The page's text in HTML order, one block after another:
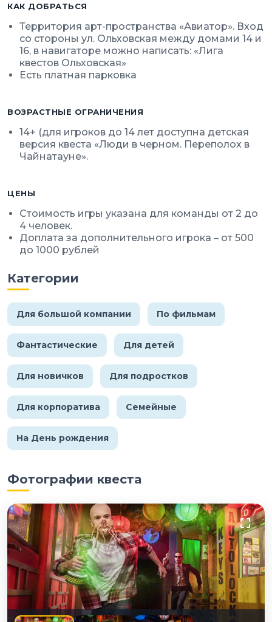
КАК ДОБРАТЬСЯ
Территория арт-пространства «Авиатор». Вход
со стороны ул. Ольховская между домами 14 и
16, в навигаторе можно написать: «Лига
квестов Ольховская»
Есть платная парковка
ВОЗРАСТНЫЕ ОГРАНИЧЕНИЯ
14+ (для игроков до 14 лет доступна детская
версия квеста «Люди в черном. Переполох в
Чайнатауне».
ЦЕНЫ
Стоимость игры указана для команды от 2 до
4 человек.
Доплата за дополнительного игрока – от 500
до 1000 рублей
Категории
Для большой компании По фильмам
Фантастические Для детей
Для новичков Для подростков
Для корпоратива Семейные
На День рождения
Фотографии квеста